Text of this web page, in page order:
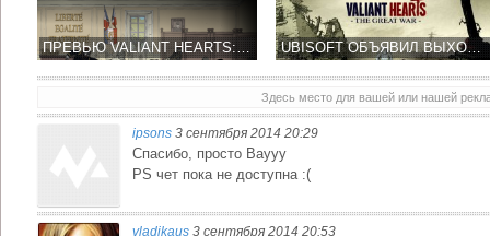
ПРЕВЬЮ VALIANT HEARTS: THE GREAT WAR ОТ UBISOFT НА IPHONE И IPAD UBISOFT ОБЪЯВИЛ ВЫХОД VALIANT HEARTS: THE GREAT WAR В APP STORE
Здесь место для вашей или нашей
ipsons 3 сентября 2014 20:29
Спасибо, просто Ваууу
PS чет пока не доступна :(
vladikaus 3 сентября 2014 20:53